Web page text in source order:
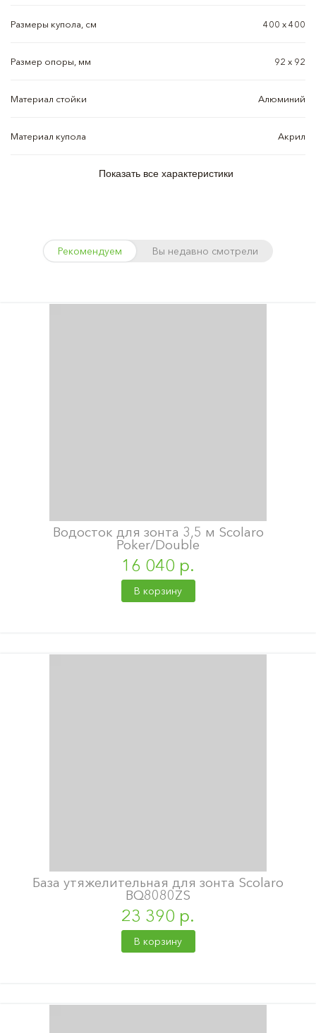
Размеры купола, см 400 х 400
Размер опоры, мм 92 х 92
Материал стойки Алюминий
Материал купола Акрил
Показать все характеристики
Рекомендуем Вы недавно смотрели
Водосток для зонта 3,5 м Scolaro
Poker/Double
16 040 р.
В корзину
База утяжелительная для зонта Scolaro
BQ8080ZS
23 390 р.
В корзину